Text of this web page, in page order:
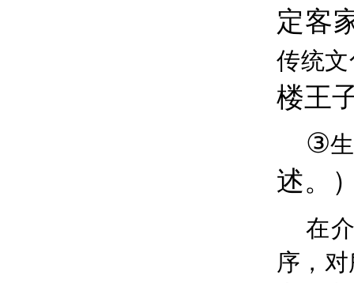
定客
传统
楼王
③
述。
在
序，